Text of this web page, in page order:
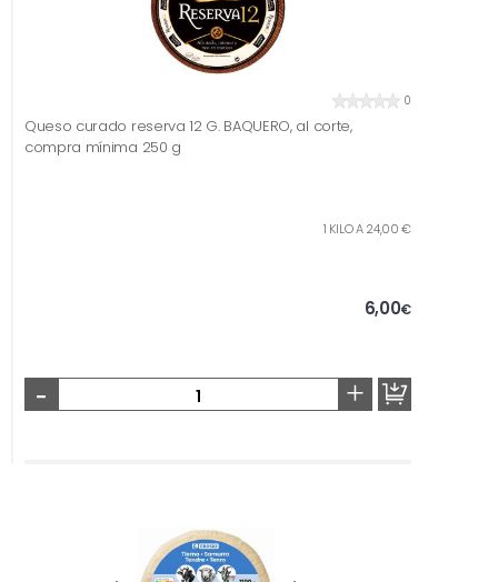
0
Queso curado reserva 12 G. BAQUERO, al corte,
compra mínima 250 g
1 KILO A 24,00 €
6,00€
- +